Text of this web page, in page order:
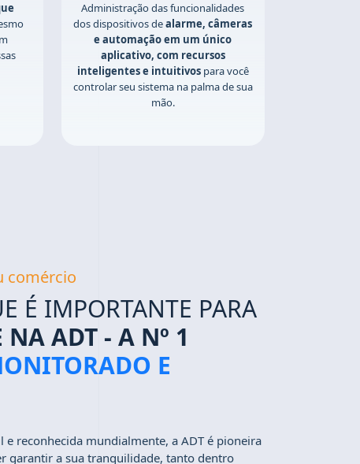
Administração das funcionalidades
dos dispositivos dealarme, câmeras
e automação em um único
aplicativo, com recursos
inteligentes e intuitivospara você
controlar seu sistema na palma de sua
mão.
comércio
É IMPORTANTE PARA
NA ADT - A Nº 1
E
e reconhecida mundialmente, a ADT é pioneira
garantir a sua tranquilidade, tanto dentro